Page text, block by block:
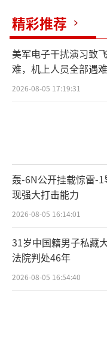
精彩推荐
美军电子干扰演习致
难，机上人员全部遇难
2026-08-05 17:19:31
轰-6N公开挂载惊雷-
现强大打击能力
2026-08-05 16:14:01
31岁中国籍男子私藏
法院判处46年
2026-08-05 16:54:40